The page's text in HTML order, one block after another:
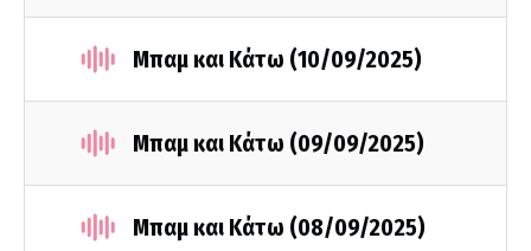
Μπαμ και Κάτω (10/09/2025)
Μπαμ και Κάτω (09/09/2025)
Μπαμ και Κάτω (08/09/2025)